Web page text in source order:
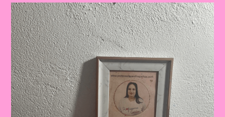
Pais
|
Dia
Dos
Pais:
Celebrando
A
Importância
Da
Figura
Paterna